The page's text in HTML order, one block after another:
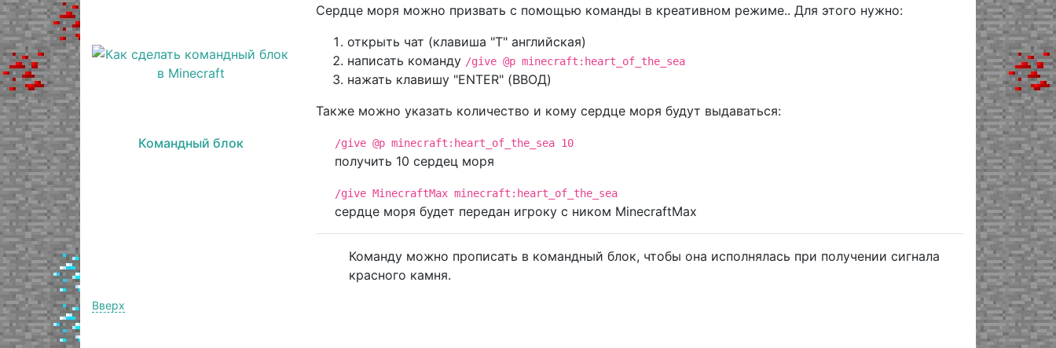
Командный блок
Сердце моря можно призвать с помощью команды в креативном режиме.. Для этого нужно:
открыть чат (клавиша "T" английская)
написать команду /give @p minecraft:heart_of_the_sea
нажать клавишу "ENTER" (ВВОД)
Также можно указать количество и кому сердце моря будут выдаваться:
/give @p minecraft:heart_of_the_sea 10
получить 10 сердец моря
/give MinecraftMax minecraft:heart_of_the_sea
сердце моря будет передан игроку с ником MinecraftMax
Команду можно прописать в командный блок, чтобы она исполнялась при получении сигнала
красного камня.
Вверх